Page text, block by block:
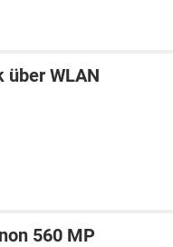
über WLAN
560 MP